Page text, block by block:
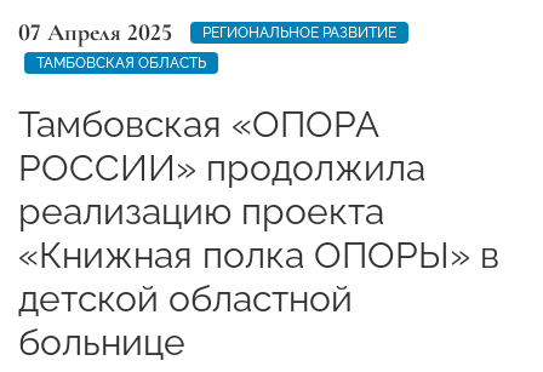
07 Апреля 2025
РЕГИОНАЛЬНОЕ РАЗВИТИЕ
ТАМБОВСКАЯ ОБЛАСТЬ
Тамбовская «ОПОРА
РОССИИ» продолжила
реализацию проекта
«Книжная полка ОПОРЫ» в
детской областной
больнице